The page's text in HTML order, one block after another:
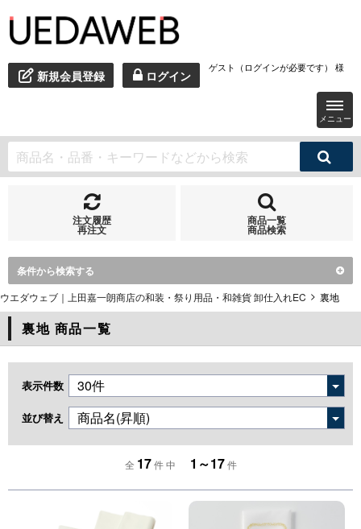
新規会員登録 ログイン
ゲスト（ログインが必要です） 様
メニュー
注文履歴
再注文
商品一覧
商品検索
条件から検索する
ウエダウェブ｜上田嘉一朗商店の和装・祭り用品・和雑貨 卸仕入れEC 裏地
裏地 商品一覧
表示件数
並び替え
全 17 件 中 1～17 件